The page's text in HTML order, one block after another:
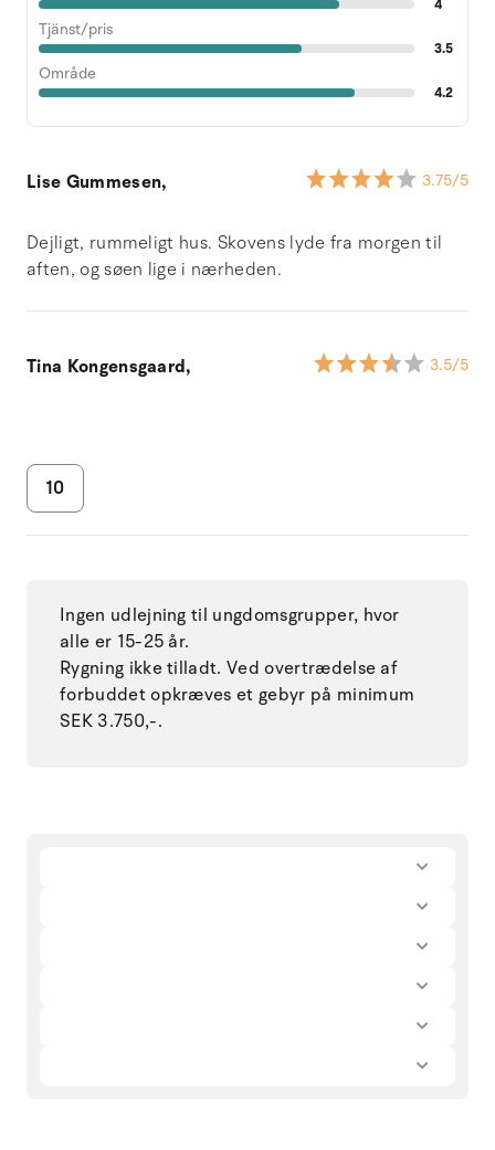
4
Tjänst/pris
3.5
Område
4.2
Lise Gummesen, 3.75/5
Dejligt, rummeligt hus. Skovens lyde fra morgen til
aften, og søen lige i nærheden.
Tina Kongensgaard, 3.5/5
10
Ingen udlejning til ungdomsgrupper, hvor
alle er 15-25 år.
Rygning ikke tilladt. Ved overtrædelse af
forbuddet opkræves et gebyr på minimum
SEK 3.750,-.